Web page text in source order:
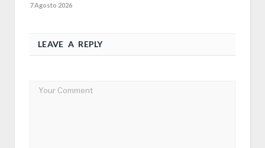
7 Agosto 2026
LEAVE A REPLY